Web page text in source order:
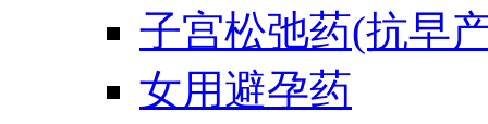
子宫松弛药(抗早
女用避孕药